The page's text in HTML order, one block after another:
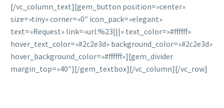
[/vc_column_text][gem_button position=»center»
size=»tiny» corner=»0″ icon_pack=»elegant»
text=»Request» link=»url:%23|||» text_color=»#ffffff»
hover_text_color=»#2c2e3d» background_color=»#2c2e3d»
hover_background_color=»#ffffff»][gem_divider
margin_top=»40″][/gem_textbox][/vc_column][/vc_row]